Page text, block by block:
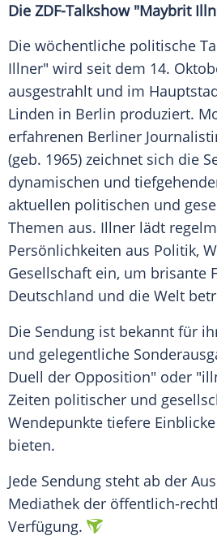
Die ZDF-Talkshow "Maybrit
Die wöchentliche politische
Illner" wird seit dem 14.
ausgestrahlt und im
Linden in Berlin produziert.
erfahrenen Berliner
(geb. 1965) zeichnet sich die
dynamischen und
aktuellen politischen und
Themen aus. Illner lädt
Persönlichkeiten aus Politik,
Gesellschaft ein, um brisante
Deutschland und die Welt
Die Sendung ist bekannt für
und gelegentliche
Duell der Opposition" oder
Zeiten politischer und
Wendepunkte tiefere
bieten​.
Jede Sendung steht ab der
Mediathek der öffentlich-
Verfügung.